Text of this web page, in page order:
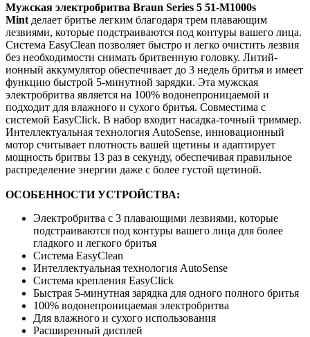
Мужская электробритва Braun Series 5 51-M1000s
Mint делает бритье легким благодаря трем плавающим
лезвиями, которые подстраиваются под контуры вашего лица.
Система EasyClean позволяет быстро и легко очистить лезвия
без необходимости снимать бритвенную головку. Литий-
ионный аккумулятор обеспечивает до 3 недель бритья и имеет
функцию быстрой 5-минутной зарядки. Эта мужская
электробритва является на 100% водонепроницаемой и
подходит для влажного и сухого бритья. Совместима с
системой EasyClick. В набор входит насадка-точный триммер.
Интеллектуальная технология AutoSense, инновационный
мотор считывает плотность вашей щетины и адаптирует
мощность бритвы 13 раз в секунду, обеспечивая правильное
распределение энергии даже с более густой щетиной.
ОСОБЕННОСТИ УСТРОЙСТВА:
Электробритва с 3 плавающими лезвиями, которые
подстраиваются под контуры вашего лица для более
гладкого и легкого бритья
Система EasyClean
Интеллектуальная технология AutoSense
Система крепления EasyClick
Быстрая 5-минутная зарядка для одного полного бритья
100% водонепроницаемая электробритва
Для влажного и сухого использования
Расширенный дисплей